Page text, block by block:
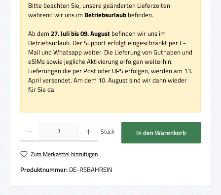
Bitte beachten Sie, unsere geänderten Lieferzeiten
während wir uns im Betriebsurlaub befinden.
Ab dem 27. Juli bis 09. August befinden wir uns im
Betriebsurlaub. Der Support erfolgt eingeschränkt per E-
Mail und Whatsapp weiter. Die Lieferung von Guthaben und
eSIMs sowie jegliche Aktivierung erfolgen weiterhin.
Lieferungen die per Post oder UPS erfolgen, werden am 13.
April versendet. Am dem 10. August sind wir dann wieder
für Sie da.
Produkt Anzahl: Gib den gewünschten Wert ein oder benutze die Schaltflächen um
Stück In den Warenkorb
Zum Merkzettel hinzufügen
Produktnummer: DE-RSBAHREIN